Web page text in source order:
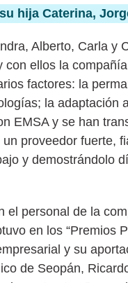
hija Caterina,
Alberto, Carla y
ellos la
factores: la
la
EMSA y se han
proveedor fuerte,
y demostrándolo
el personal de la
en los “Premios
y su
de Seopán,